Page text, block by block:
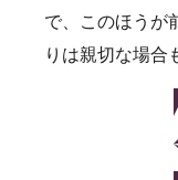
で、このほうが
りは親切な場合